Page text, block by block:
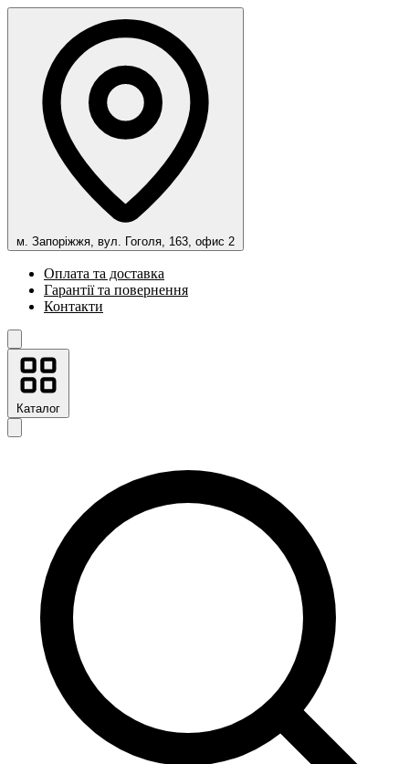
м. Запоріжжя, вул. Гоголя, 163, офис 2
Оплата та доставка
Гарантії та повернення
Контакти
Каталог